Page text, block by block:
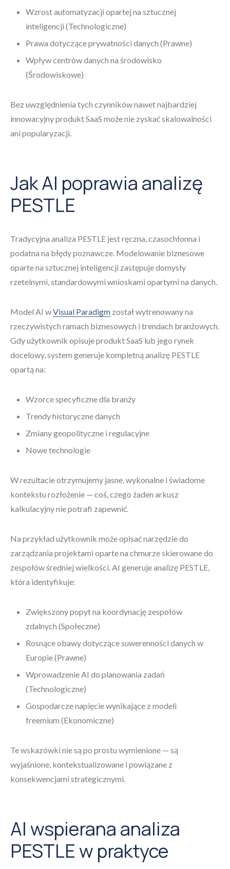
Wzrost automatyzacji opartej na sztucznej
inteligencji (Technologiczne)
Prawa dotyczące prywatności danych (Prawne)
Wpływ centrów danych na środowisko
(Środowiskowe)
Bez uwzględnienia tych czynników nawet najbardziej
innowacyjny produkt SaaS może nie zyskać skalowalności
ani popularyzacji.
Jak AI poprawia analizę
PESTLE
Tradycyjna analiza PESTLE jest ręczna, czasochłonna i
podatna na błędy poznawcze. Modelowanie biznesowe
oparte na sztucznej inteligencji zastępuje domysły
rzetelnymi, standardowymi wnioskami opartymi na danych.
Model AI wVisual Paradigm został wytrenowany na
rzeczywistych ramach biznesowych i trendach branżowych.
Gdy użytkownik opisuje produkt SaaS lub jego rynek
docelowy, system generuje kompletną analizę PESTLE
opartą na:
Wzorce specyficzne dla branży
Trendy historyczne danych
Zmiany geopolityczne i regulacyjne
Nowe technologie
W rezultacie otrzymujemy jasne, wykonalne i świadome
kontekstu rozłożenie — coś, czego żaden arkusz
kalkulacyjny nie potrafi zapewnić.
Na przykład użytkownik może opisać narzędzie do
zarządzania projektami oparte na chmurze skierowane do
zespołów średniej wielkości. AI generuje analizę PESTLE,
która identyfikuje:
Zwiększony popyt na koordynację zespołów
zdalnych (Społeczne)
Rosnące obawy dotyczące suwerenności danych w
Europie (Prawne)
Wprowadzenie AI do planowania zadań
(Technologiczne)
Gospodarcze napięcie wynikające z modeli
freemium (Ekonomiczne)
Te wskazówki nie są po prostu wymienione — są
wyjaśnione, kontekstualizowane i powiązane z
konsekwencjami strategicznymi.
AI wspierana analiza
PESTLE w praktyce